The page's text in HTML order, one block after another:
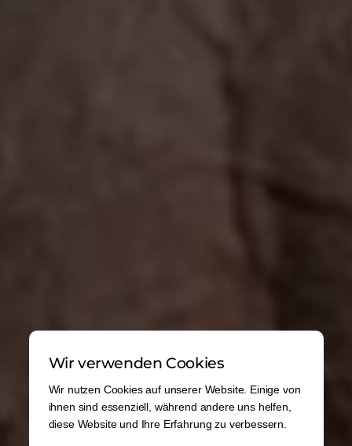
Wir verwenden Cookies
Wir nutzen Cookies auf unserer Website. Einige von
ihnen sind essenziell, während andere uns helfen,
diese Website und Ihre Erfahrung zu verbessern.